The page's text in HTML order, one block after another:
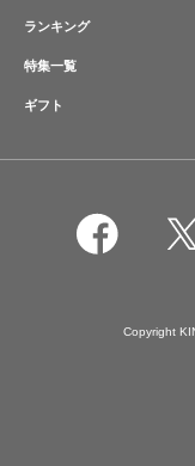
ランキング
特集一覧
ギフト
Copyright